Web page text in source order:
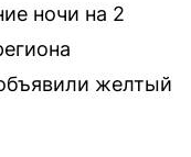
ночи на 2
желтый